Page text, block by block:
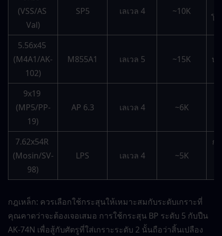
(VSS/AS
Val)
SP5 เลเวล 4 ~10K
โซ
5.56x45
(M4A1/AK-
102)
M855A1 เลเวล 5 ~15K
ป
9x19
(MP5/PP-
19)
AP 6.3 เลเวล 4 ~6K
7.62x54R
(Mosin/SV-
98)
LPS เลเวล 4 ~5K
ก
กฎเหล็ก: ควรเลือกใช้กระสุนให้เหมาะสมกับระดับเกราะที่
คุณคาดว่าจะต้องเจอเสมอ การใช้กระสุน BP ระดับ 5 กับปืน
AK-74N เพื่อสู้กับศัตรูที่ใส่เกราะระดับ 2 นั้นถือว่าสิ้นเปลือง